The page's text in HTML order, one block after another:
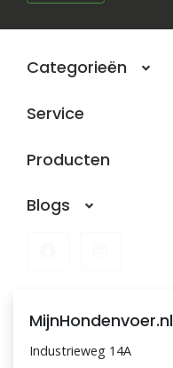
Categorieën
Service
Producten
Blogs
MijnHondenvoer.nl
Industrieweg 14A